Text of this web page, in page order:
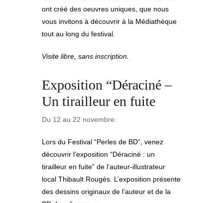
ont créé des oeuvres uniques, que nous
vous invitons à découvrir à la Médiathèque
tout au long du festival.
Visite libre, sans inscription.
Exposition “Déraciné –
Un tirailleur en fuite
Du 12 au 22 novembre.
Lors du Festival “Perles de BD”, venez
découvrir l’exposition “Déraciné : un
tirailleur en fuite” de l’auteur-illustrateur
local Thibault Rougès. L’exposition présente
des dessins originaux de l’auteur et de la